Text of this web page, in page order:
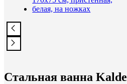
Стальная ванна